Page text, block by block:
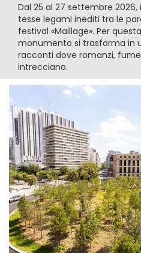
Dal 25 al 27 settembre 2026,
tesse legami inediti tra le
festival «Maillage». Per
monumento si trasforma in
racconti dove romanzi,
intrecciano.